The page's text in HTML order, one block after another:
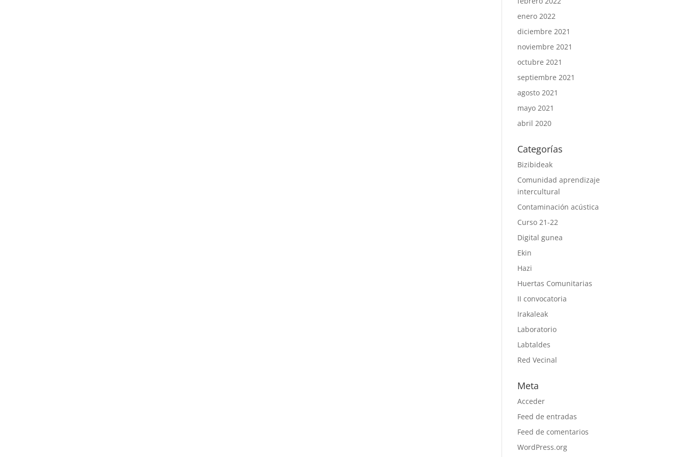
enero 2022
diciembre 2021
noviembre 2021
octubre 2021
septiembre 2021
agosto 2021
mayo 2021
abril 2020
Categorías
Bizibideak
Comunidad aprendizaje
intercultural
Contaminación acústica
Curso 21-22
Digital gunea
Ekin
Hazi
Huertas Comunitarias
II convocatoria
Irakaleak
Laboratorio
Labtaldes
Red Vecinal
Meta
Acceder
Feed de entradas
Feed de comentarios
WordPress.org